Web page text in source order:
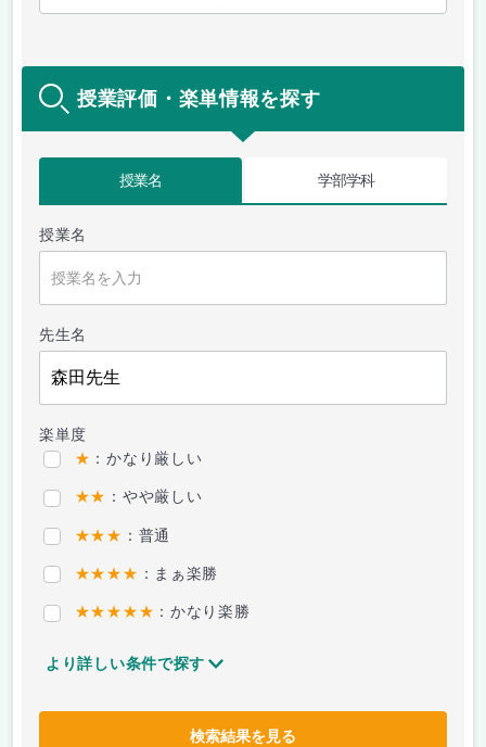
授業評価・楽単情報を探す
授業名 学部学科
授業名
先生名
楽単度
★ ：かなり厳しい
★★ ：やや厳しい
★★★ ：普通
★★★★ ：まぁ楽勝
★★★★★ ：かなり楽勝
より詳しい条件で探す
検索結果を見る